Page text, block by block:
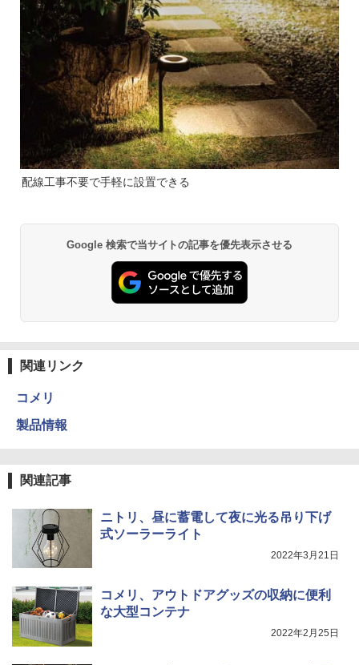
配線工事不要で手軽に設置できる
Google 検索で当サイトの記事を優先表示させる
関連リンク
コメリ
製品情報
関連記事
ニトリ、昼に蓄電して夜に光る吊り下げ
式ソーラーライト
2022年3月21日
コメリ、アウトドアグッズの収納に便利
な大型コンテナ
2022年2月25日